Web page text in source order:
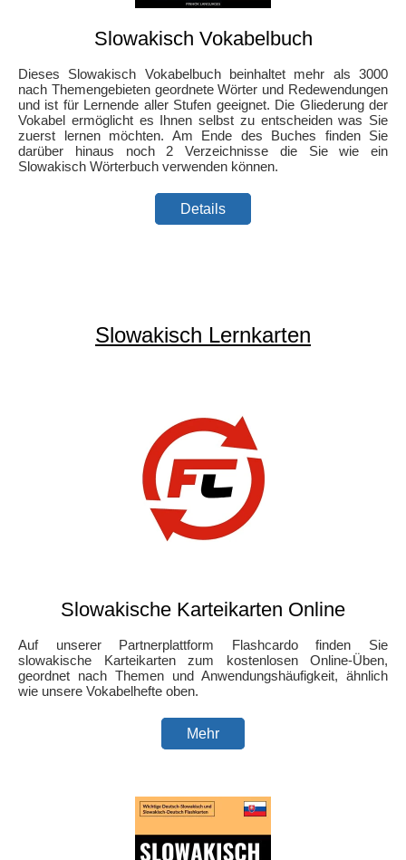
Slowakisch Vokabelbuch
Dieses Slowakisch Vokabelbuch beinhaltet mehr als 3000
nach Themengebieten geordnete Wörter und Redewendungen
und ist für Lernende aller Stufen geeignet. Die Gliederung der
Vokabel ermöglicht es Ihnen selbst zu entscheiden was Sie
zuerst lernen möchten. Am Ende des Buches finden Sie
darüber hinaus noch 2 Verzeichnisse die Sie wie ein
Slowakisch Wörterbuch verwenden können.
Details
Slowakisch Lernkarten
Slowakische Karteikarten Online
Auf unserer Partnerplattform Flashcardo finden Sie
slowakische Karteikarten zum kostenlosen Online-Üben,
geordnet nach Themen und Anwendungshäufigkeit, ähnlich
wie unsere Vokabelhefte oben.
Mehr